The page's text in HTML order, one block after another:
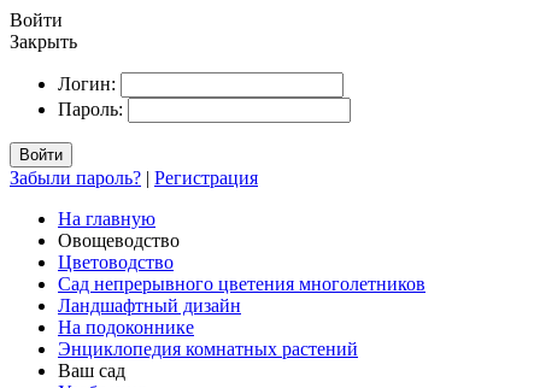
Войти
Закрыть
Логин:
Пароль:
Войти
Забыли пароль? | Регистрация
На главную
Овощеводство
Цветоводство
Сад непрерывного цветения многолетников
Ландшафтный дизайн
На подоконнике
Энциклопедия комнатных растений
Ваш сад